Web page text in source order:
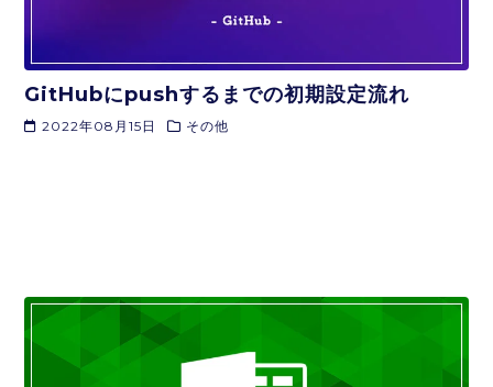
GitHubにpushするまでの初期設定流れ
2022年08月15日 その他